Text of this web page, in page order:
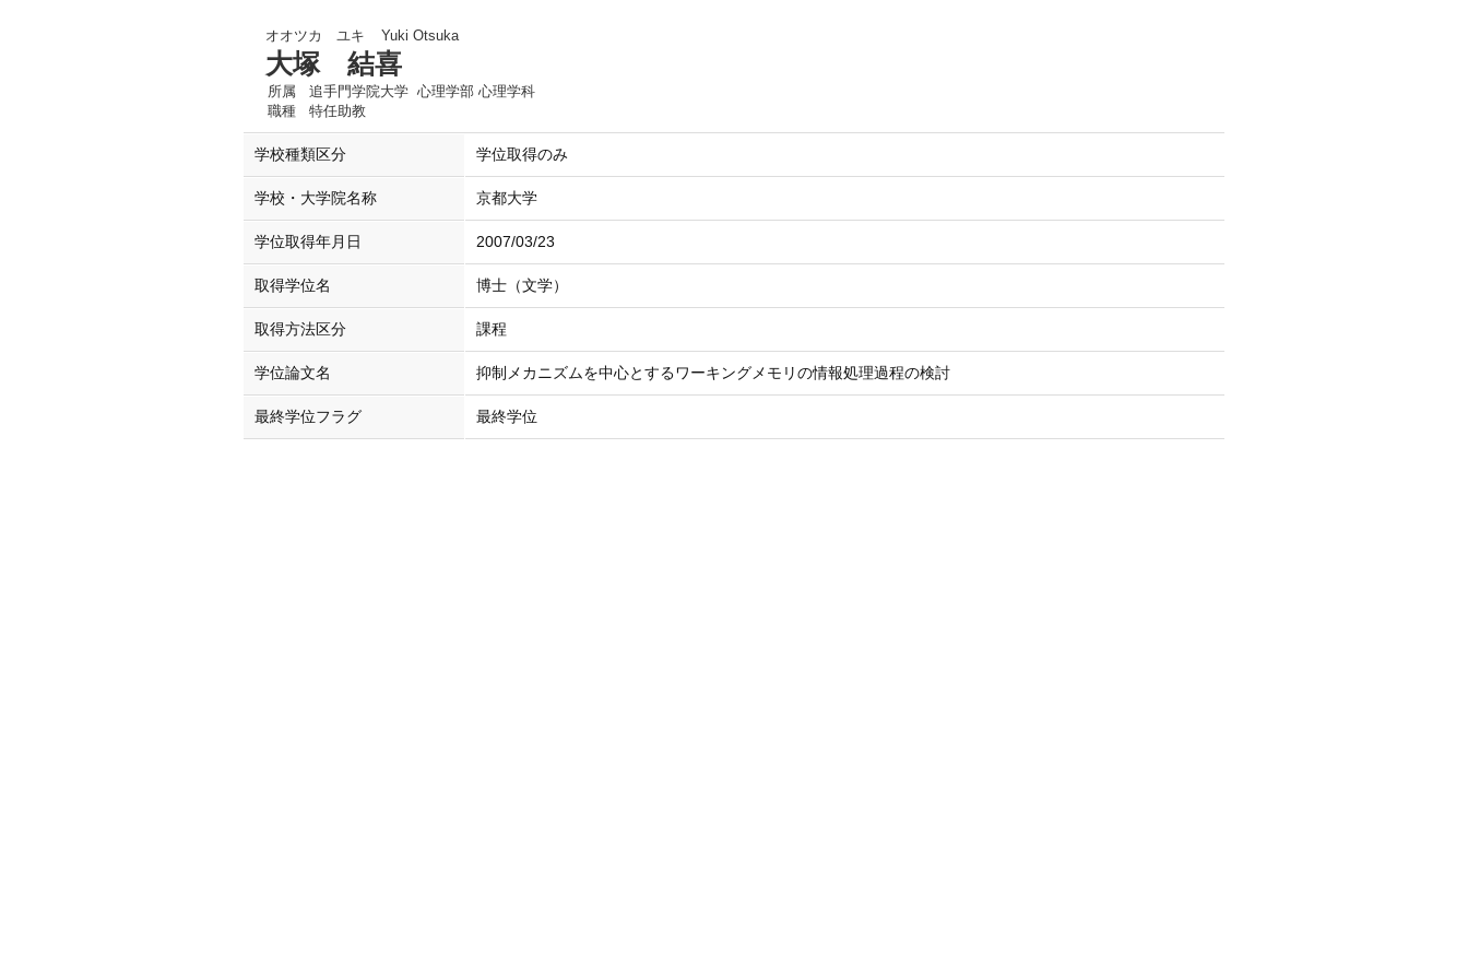
オオツカ ユキ Yuki Otsuka
大塚 結喜
所属
追手門学院大学 心理学部 心理学科
職種
特任助教
学校種類区分 学位取得のみ
学校・大学院名称 京都大学
学位取得年月日 2007/03/23
取得学位名 博士（文学）
取得方法区分 課程
学位論文名 抑制メカニズムを中心とするワーキングメモリの情報処理過程の検討
最終学位フラグ 最終学位